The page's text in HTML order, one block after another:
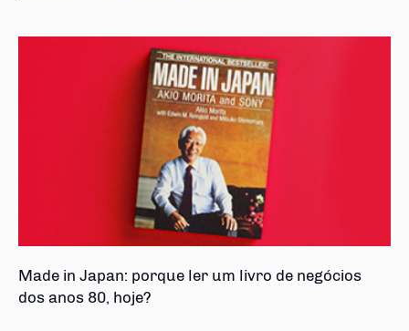
Made in Japan: porque ler um livro de negócios
dos anos 80, hoje?